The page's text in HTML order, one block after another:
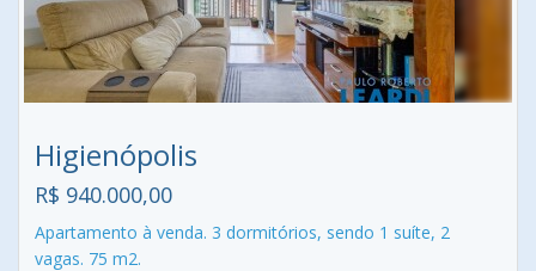
Higienópolis
R$ 940.000,00
Apartamento à venda. 3 dormitórios, sendo 1 suíte, 2
vagas. 75 m2.